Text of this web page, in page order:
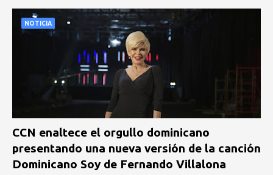
NOTICIA
CCN enaltece el orgullo dominicano
presentando una nueva versión de la canción
Dominicano Soy de Fernando Villalona